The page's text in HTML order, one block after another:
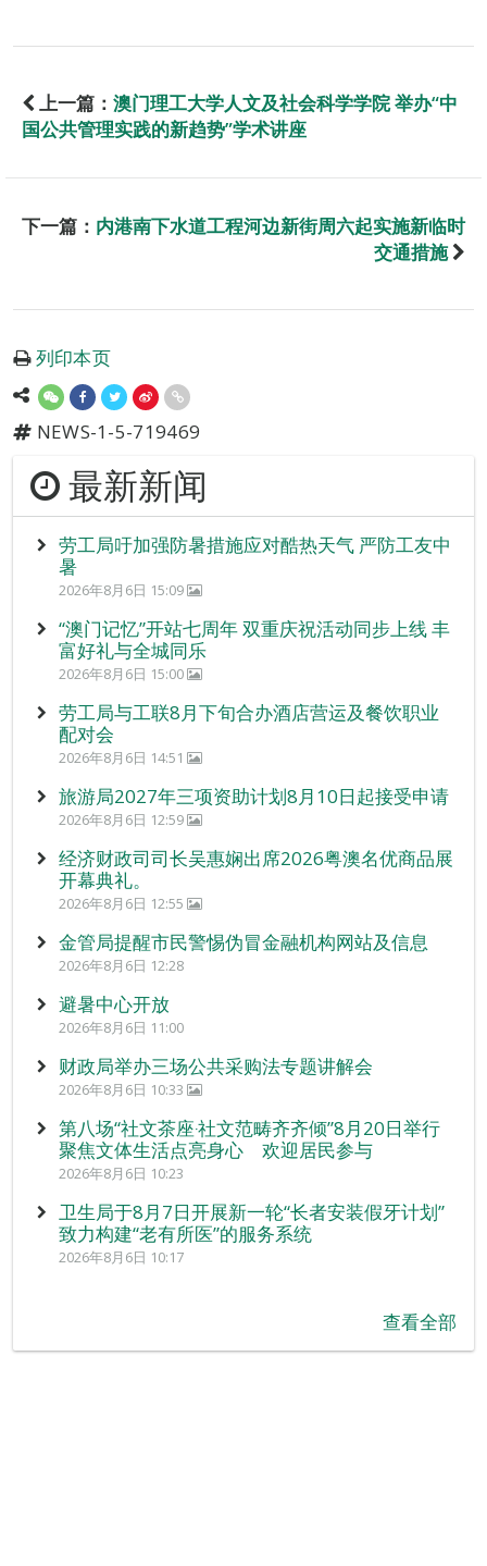
上一篇： 澳门理工大学人文及社会科学学院 举办“中
国公共管理实践的新趋势”学术讲座
下一篇： 内港南下水道工程河边新街周六起实施新临时
交通措施
列印本页
NEWS-1-5-719469
最新新闻
劳工局吁加强防暑措施应对酷热天气 严防工友中
暑
2026年8月6日 15:09
“澳门记忆”开站七周年 双重庆祝活动同步上线 丰
富好礼与全城同乐
2026年8月6日 15:00
劳工局与工联8月下旬合办酒店营运及餐饮职业
配对会
2026年8月6日 14:51
旅游局2027年三项资助计划8月10日起接受申请
2026年8月6日 12:59
经济财政司司长吴惠娴出席2026粤澳名优商品展
开幕典礼。
2026年8月6日 12:55
金管局提醒市民警惕伪冒金融机构网站及信息
2026年8月6日 12:28
避暑中心开放
2026年8月6日 11:00
财政局举办三场公共采购法专题讲解会
2026年8月6日 10:33
第八场“社文茶座‧社文范畴齐齐倾”8月20日举行
聚焦文体生活点亮身心 欢迎居民参与
2026年8月6日 10:23
卫生局于8月7日开展新一轮“长者安装假牙计划”
致力构建“老有所医”的服务系统
2026年8月6日 10:17
查看全部